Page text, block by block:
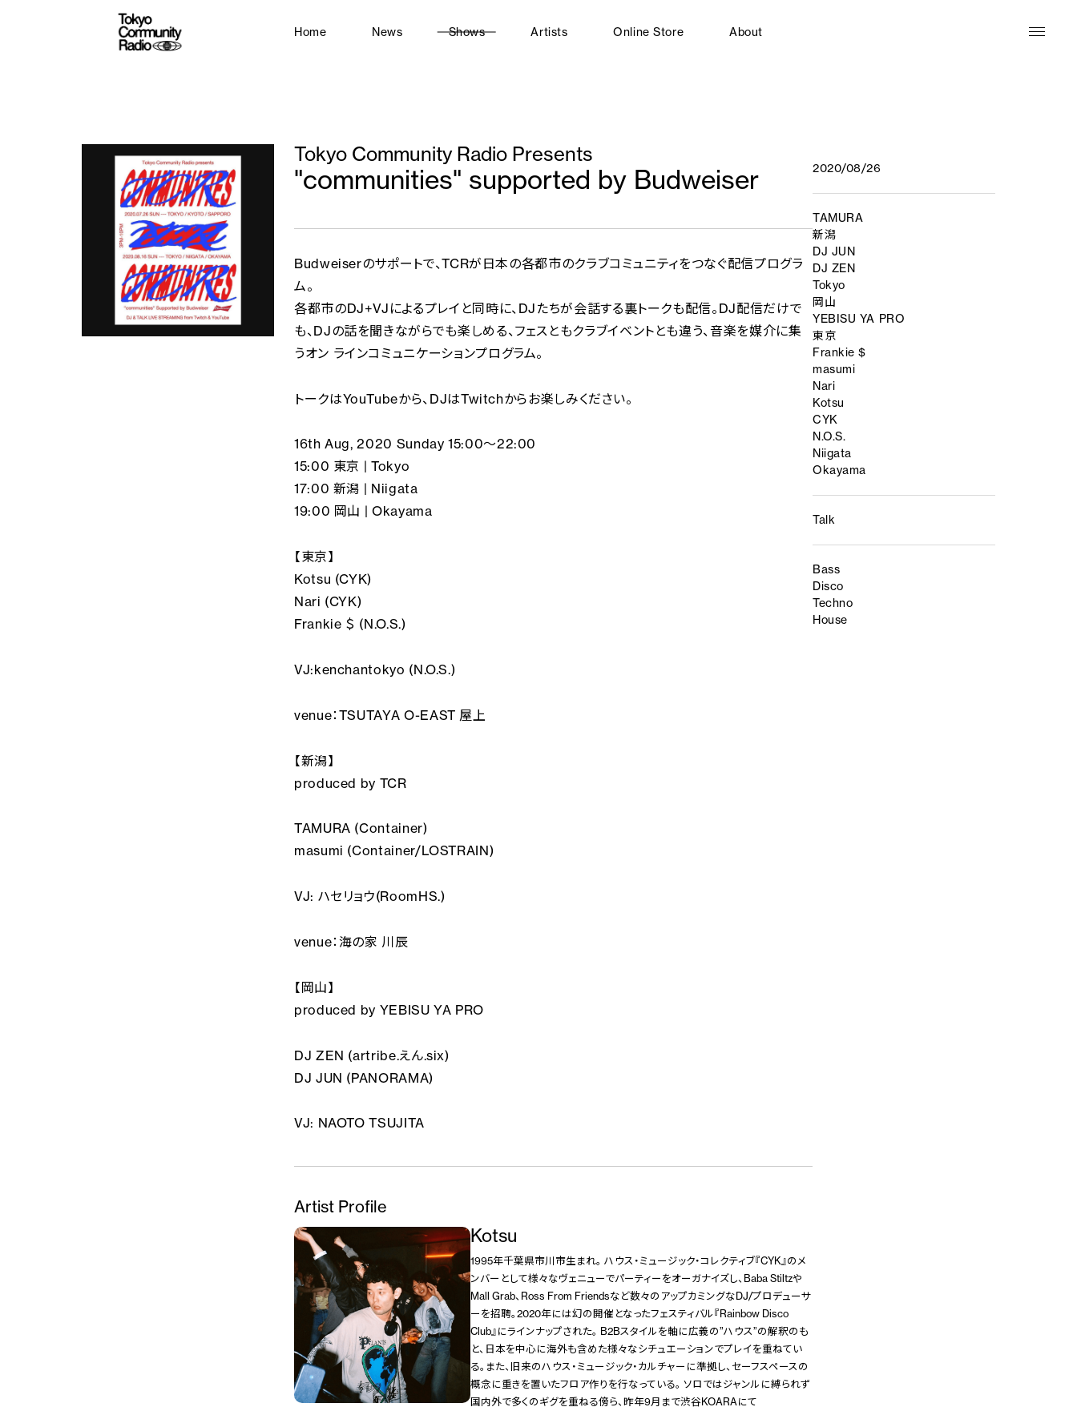
Home News Shows Artists Online Store About
Tokyo Community Radio Presents
"communities" supported by Budweiser
Budweiserのサポートで、TCRが日本の各都市のクラブコミュニティをつなぐ配信プログラ
ム。
各都市のDJ+VJによるプレイと同時に、DJたちが会話する裏トークも配信。DJ配信だけで
も、DJの話を聞きながらでも楽しめる、フェスともクラブイベントとも違う、音楽を媒介に集
うオン ラインコミュニケーションプログラム。
トークはYouTubeから、DJはTwitchからお楽しみください。
16th Aug, 2020 Sunday 15:00～22:00
15:00 東京 | Tokyo
17:00 新潟 | Niigata
19:00 岡山 | Okayama
【東京】
Kotsu (CYK)
Nari (CYK)
Frankie ＄ (N.O.S.)
VJ:kenchantokyo (N.O.S.)
venue：TSUTAYA O-EAST 屋上
【新潟】
produced by TCR
TAMURA (Container)
masumi (Container/LOSTRAIN)
VJ: ハセリョウ(RoomHS.)
venue：海の家 川辰
【岡山】
produced by YEBISU YA PRO
DJ ZEN (artribe.えん.six)
DJ JUN (PANORAMA)
VJ: NAOTO TSUJITA
Artist Profile
Kotsu
1995年千葉県市川市生まれ。 ハウス・ミュージック・コレクティブ『CYK』のメ
ンバーとして様々なヴェニューでパーティーをオーガナイズし、Baba Stiltzや
Mall Grab、Ross From Friendsなど数々のアップカミングなDJ/プロデューサ
ーを招聘。2020年には幻の開催となったフェスティバル『Rainbow Disco
Club』にラインナップされた。 B2Bスタイルを軸に広義の”ハウス”の解釈のも
と、日本を中心に海外も含めた様々なシチュエーションでプレイを重ねてい
る。また、旧来のハウス・ミュージック・カルチャーに準拠し、セーフスペースの
概念に重きを置いたフロア作りを行なっている。 ソロではジャンルに縛られず
国内外で多くのギグを重ねる傍ら、昨年9月まで渋谷KOARAにて
2020/08/26
TAMURA
新潟
DJ JUN
DJ ZEN
Tokyo
岡山
YEBISU YA PRO
東京
Frankie $
masumi
Nari
Kotsu
CYK
N.O.S.
Niigata
Okayama
Talk
Bass
Disco
Techno
House